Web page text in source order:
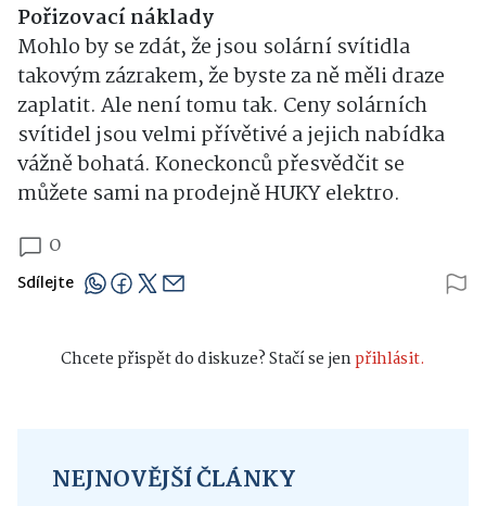
Pořizovací náklady
Mohlo by se zdát, že jsou solární svítidla
takovým zázrakem, že byste za ně měli draze
zaplatit. Ale není tomu tak. Ceny solárních
svítidel jsou velmi přívětivé a jejich nabídka
vážně bohatá. Koneckonců přesvědčit se
můžete sami na prodejně HUKY elektro.
0
Sdílejte
Chcete přispět do diskuze? Stačí se jenpřihlásit.
NEJNOVĚJŠÍ ČLÁNKY